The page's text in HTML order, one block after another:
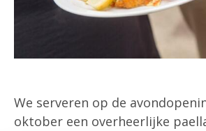
We serveren op de
oktober een overheerlijke